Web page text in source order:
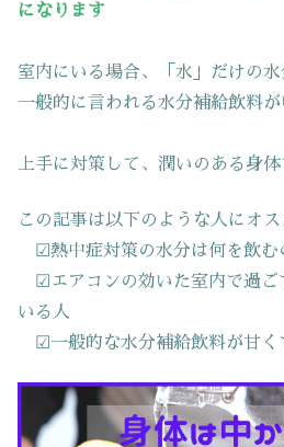
になります
室内にいる場合、「水」だけの
一般的に言われる水分補給飲料が
上手に対策して、潤いのある身
この記事は以下のような人にオ
☑熱中症対策の水分は何を飲む
☑エアコンの効いた室内で過ご
いる人
☑一般的な水分補給飲料が甘く